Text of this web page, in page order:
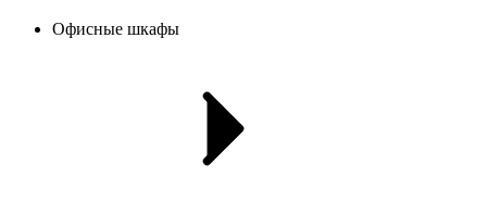
Офисные шкафы